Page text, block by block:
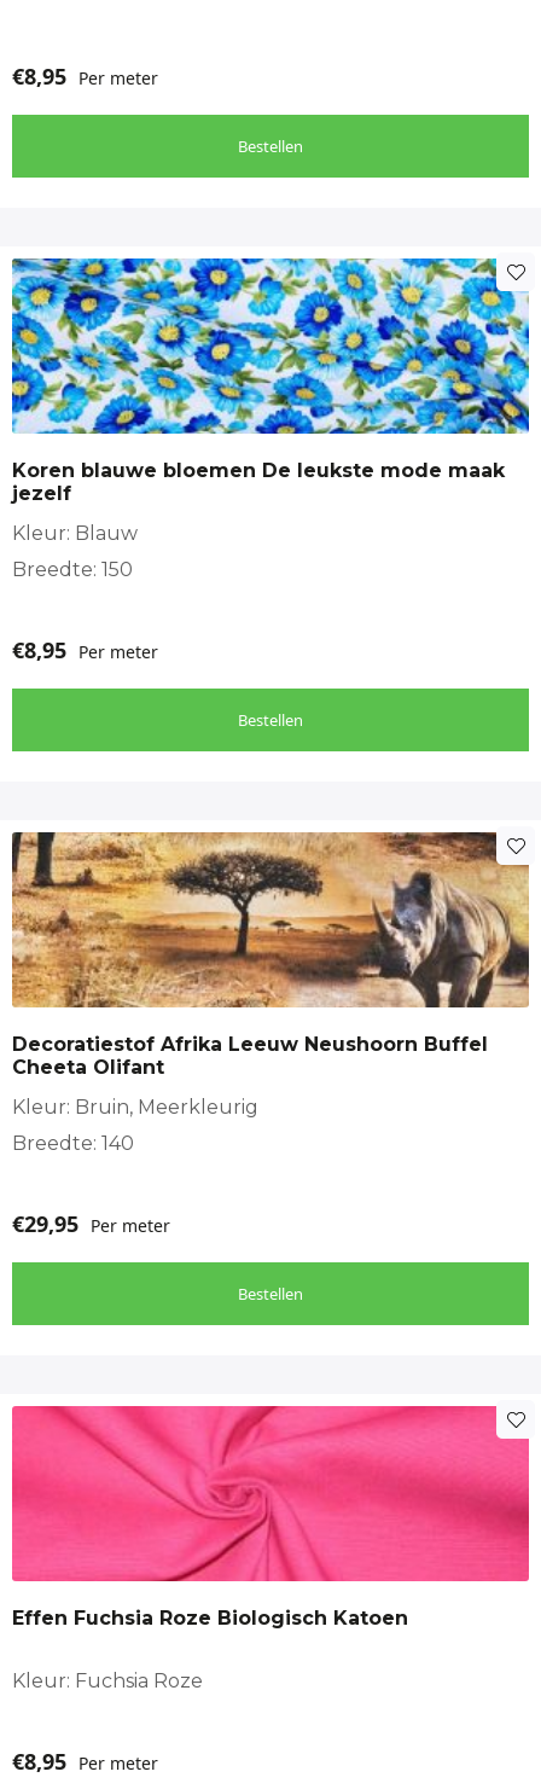
€8,95 Per meter
Bestellen
Koren blauwe bloemen De leukste mode maak
jezelf
Kleur: Blauw
Breedte: 150
€8,95 Per meter
Bestellen
Decoratiestof Afrika Leeuw Neushoorn Buffel
Cheeta Olifant
Kleur: Bruin, Meerkleurig
Breedte: 140
€29,95 Per meter
Bestellen
Effen Fuchsia Roze Biologisch Katoen
Kleur: Fuchsia Roze
€8,95 Per meter